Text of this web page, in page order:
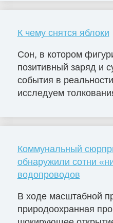
К чему снятся яблоки
Сон, в котором
позитивный заряд и
события в
исследуем
Коммунальный
обнаружили сотни
водопроводов
В ходе масштабной
природоохранная